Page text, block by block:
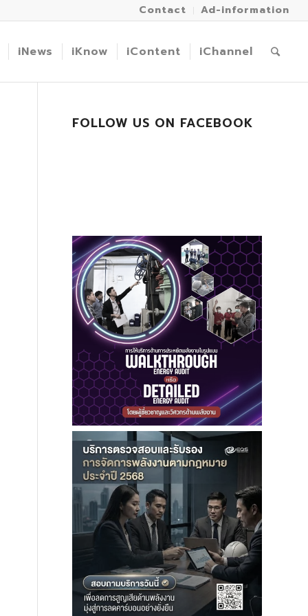
Contact Ad-information
iNews iKnow iContent iChannel
FOLLOW US ON FACEBOOK